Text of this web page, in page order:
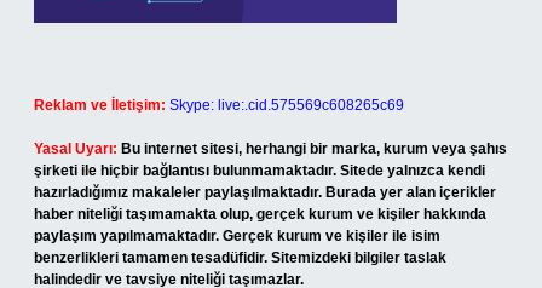
Reklam ve İletişim: Skype: live:.cid.575569c608265c69
Yasal Uyarı: Bu internet sitesi, herhangi bir marka, kurum veya şahıs
şirketi ile hiçbir bağlantısı bulunmamaktadır. Sitede yalnızca kendi
hazırladığımız makaleler paylaşılmaktadır. Burada yer alan içerikler
haber niteliği taşımamakta olup, gerçek kurum ve kişiler hakkında
paylaşım yapılmamaktadır. Gerçek kurum ve kişiler ile isim
benzerlikleri tamamen tesadüfidir. Sitemizdeki bilgiler taslak
halindedir ve tavsiye niteliği taşımazlar.